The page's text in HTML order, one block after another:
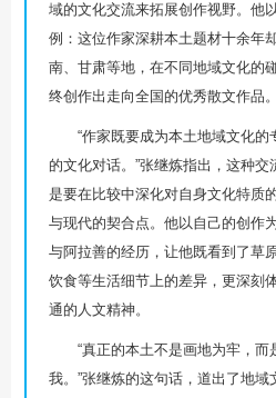
域的文化交流来拓展创作视野。他
例：这位作家深耕本土题材十余年
南、甘肃等地，在不同地域文化的
终创作出走向全国的优秀散文作品。
“作家既要成为本土地域文化
的文化对话。”张继炼指出，这种
是要在比较中深化对自身文化特质
与现代的契合点。他以自己的创作
与阿拉善的经历，让他既看到了草
饮食等生活细节上的差异，更深刻
通的人文精神。
“真正的本土不是画地为牢，而
我。”张继炼的这句话，道出了地